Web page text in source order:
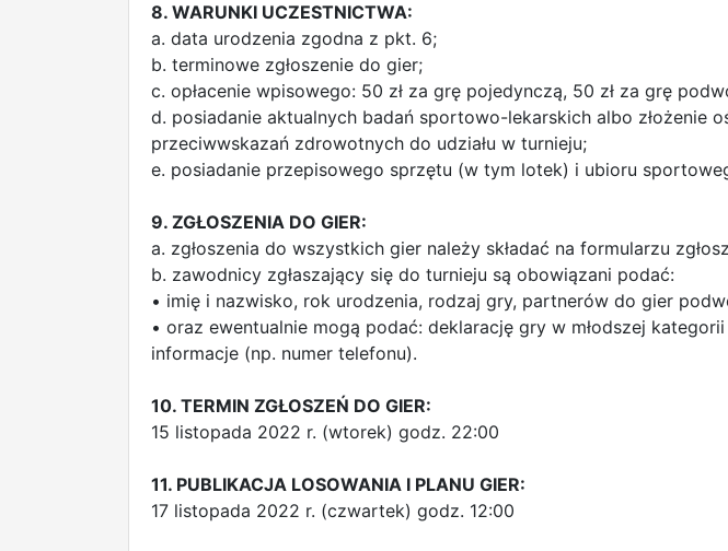
8. WARUNKI UCZESTNICTWA:
a. data urodzenia zgodna z pkt. 6;
b. terminowe zgłoszenie do gier;
c. opłacenie wpisowego: 50 zł za grę pojedynczą, 50 zł za grę
d. posiadanie aktualnych badań sportowo-lekarskich albo złożenie
przeciwwskazań zdrowotnych do udziału w turnieju;
e. posiadanie przepisowego sprzętu (w tym lotek) i ubioru
9. ZGŁOSZENIA DO GIER:
a. zgłoszenia do wszystkich gier należy składać na formularzu
b. zawodnicy zgłaszający się do turnieju są obowiązani podać:
• imię i nazwisko, rok urodzenia, rodzaj gry, partnerów do gier
• oraz ewentualnie mogą podać: deklarację gry w młodszej
informacje (np. numer telefonu).
10. TERMIN ZGŁOSZEŃ DO GIER:
15 listopada 2022 r. (wtorek) godz. 22:00
11. PUBLIKACJA LOSOWANIA I PLANU GIER:
17 listopada 2022 r. (czwartek) godz. 12:00